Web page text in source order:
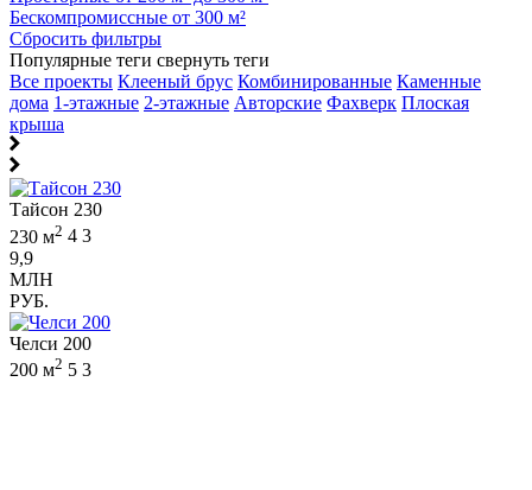
Бескомпромиссные от 300 м²
Сбросить фильтры
Популярные теги свернуть теги
Все проекты Клееный брус Комбинированные Каменные
дома 1-этажные 2-этажные Авторские Фахверк Плоская
крыша
Тайсон 230
230 м2 4 3
9,9
МЛН
РУБ.
Челси 200
200 м2 5 3